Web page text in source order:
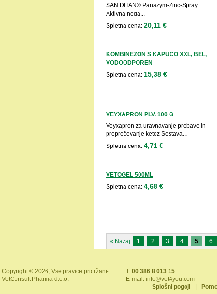
SAN DITAN® Panazym-Zinc-Spray
Aktivna nega...
Spletna cena: 20,11 €
KOMBINEZON S KAPUCO XXL, BEL,
VODOODPOREN
Spletna cena: 15,38 €
VEYXAPRON PLV. 100 G
Veyxapron za uravnavanje prebave in
preprečevanje ketoz Sestava...
Spletna cena: 4,71 €
VETOGEL 500ML
Spletna cena: 4,68 €
« Nazaj 1 2 3 4 5 6
Copyright © 2026, Vse pravice pridržane
VetConsult Pharma d.o.o.
T: 00 386 8 013 15
E-mail: info@vet4you.com
Splošni pogoji